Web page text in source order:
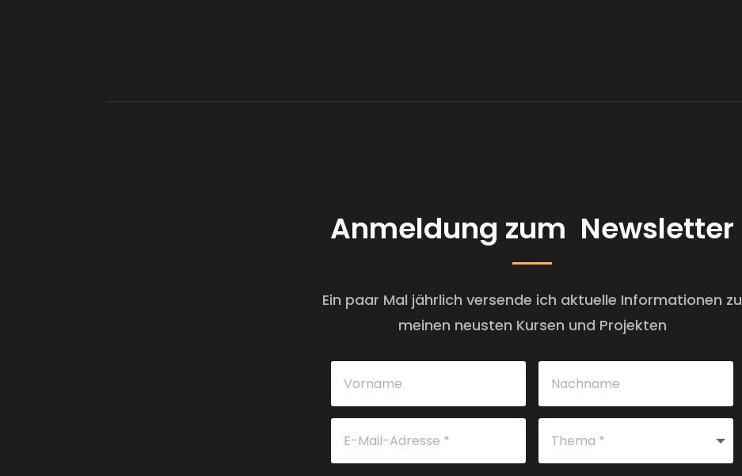
Anmeldung zum Newsletter
Ein paar Mal jährlich versende ich aktuelle Informationen zu
meinen neusten Kursen und Projekten